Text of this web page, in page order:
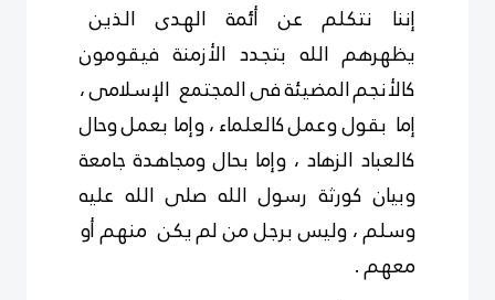
إننا نتكلم عن أئمة الهدى الذين
يظهرهم الله بتجدد الأزمنة فيقومون
كالأنجمالمضيئةفى المجتمع الإسلامى ،
إما بقول وعملكالعلماء ، وإما بعمل وحال
كالعباد الزهاد ، وإما بحال ومجاهدة جامعة
وبيان كورثة رسول الله صلى الله عليه
وسلم ، وليس برجل منلميكن منهم أو
معهم .